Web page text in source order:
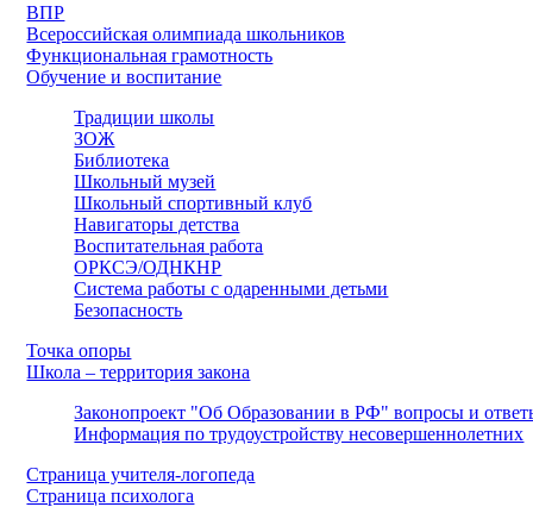
ВПР
Всероссийская олимпиада школьников
Функциональная грамотность
Обучение и воспитание
Традиции школы
ЗОЖ
Библиотека
Школьный музей
Школьный спортивный клуб
Навигаторы детства
Воспитательная работа
ОРКСЭ/ОДНКНР
Система работы с одаренными детьми
Безопасность
Точка опоры
Школа – территория закона
Законопроект "Об Образовании в РФ" вопросы и
Информация по трудоустройству несовершеннолетних
Страница учителя-логопеда
Страница психолога